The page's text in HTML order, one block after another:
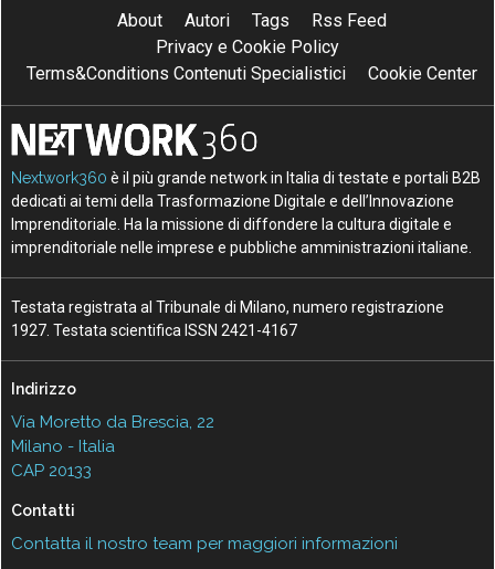
About Autori Tags
Rss Feed
Privacy e Cookie Policy
Terms&Conditions Contenuti Specialistici
Cookie Center
Nextwork360 è il più grande network in Italia di testate e portali B2B
dedicati ai temi della Trasformazione Digitale e dell’Innovazione
Imprenditoriale. Ha la missione di diffondere la cultura digitale e
imprenditoriale nelle imprese e pubbliche amministrazioni italiane.
Testata registrata al Tribunale di Milano, numero registrazione
1927. Testata scientifica ISSN 2421-4167
Indirizzo
Via Moretto da Brescia, 22
Milano - Italia
CAP 20133
Contatti
Contatta il nostro team per maggiori informazioni